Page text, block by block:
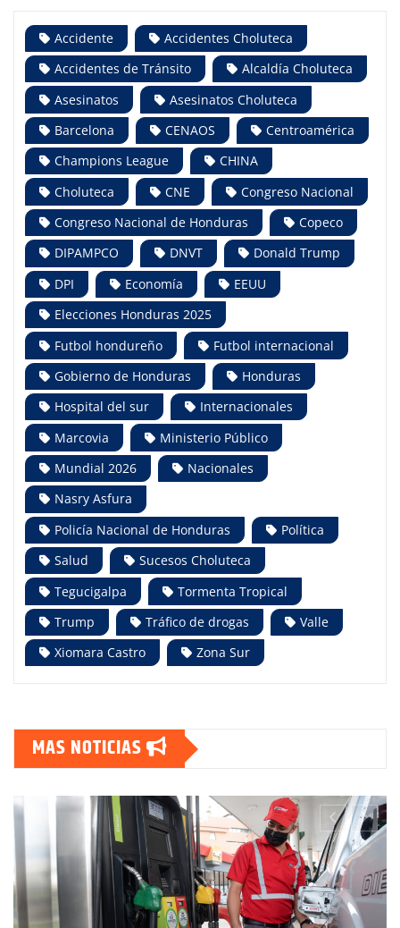
Accidente
Accidentes Choluteca
Accidentes de Tránsito
Alcaldía Choluteca
Asesinatos
Asesinatos Choluteca
Barcelona
CENAOS
Centroamérica
Champions League
CHINA
Choluteca
CNE
Congreso Nacional
Congreso Nacional de Honduras
Copeco
DIPAMPCO
DNVT
Donald Trump
DPI
Economía
EEUU
Elecciones Honduras 2025
Futbol hondureño
Futbol internacional
Gobierno de Honduras
Honduras
Hospital del sur
Internacionales
Marcovia
Ministerio Público
Mundial 2026
Nacionales
Nasry Asfura
Policía Nacional de Honduras
Política
Salud
Sucesos Choluteca
Tegucigalpa
Tormenta Tropical
Trump
Tráfico de drogas
Valle
Xiomara Castro
Zona Sur
MAS NOTICIAS